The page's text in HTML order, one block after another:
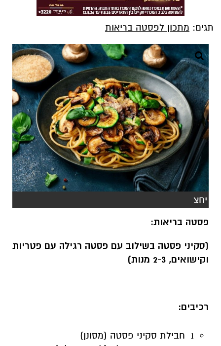
תגים: מתכון לפסטה בריאות
יחצ
פסטה בריאות:
(סקיני פסטה בשילוב עם פסטה רגילה עם פטריות
וקישואים, 2-3 מנות)
רכיבים:
1 חבילת סקיני פסטה (מסונן)